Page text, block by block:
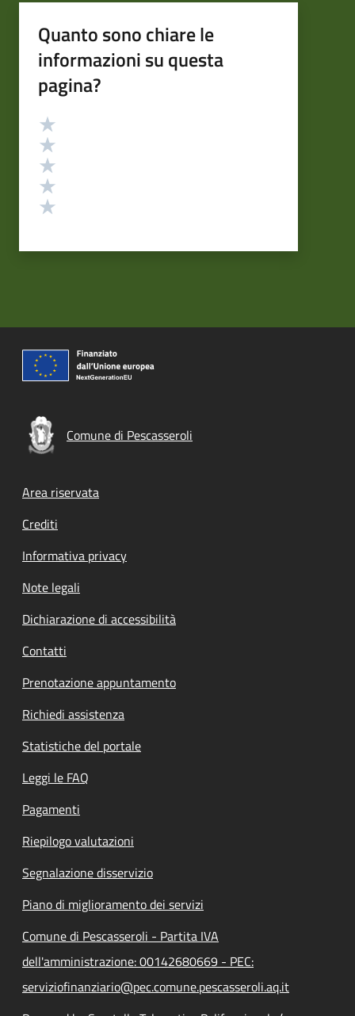
Quanto sono chiare le
informazioni su questa
pagina?
Valutazione
Comune di Pescasseroli
Footer menu
Area riservata
Crediti
Informativa privacy
Note legali
Dichiarazione di accessibilità
Contatti
Prenotazione appuntamento
Richiedi assistenza
Statistiche del portale
Leggi le FAQ
Pagamenti
Riepilogo valutazioni
Segnalazione disservizio
Piano di miglioramento dei servizi
Comune di Pescasseroli - Partita IVA
dell'amministrazione: 00142680669 - PEC:
serviziofinanziario@pec.comune.pescasseroli.aq.it